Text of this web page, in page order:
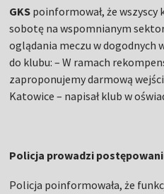
GKS poinformował, że
sobotę na wspomnianym
oglądania meczu w dogodnych
do klubu: – W ramach
zaproponujemy darmową
Katowice – napisał klub w
Policja prowadzi
Policja poinformowała, że